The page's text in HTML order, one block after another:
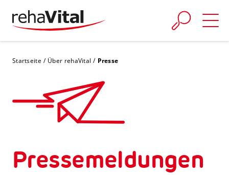
Startseite Über rehaVital Presse
Presse­meldungen